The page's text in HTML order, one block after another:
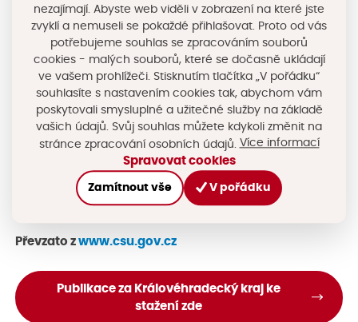
lednu 2024. Všechny údaje z předchozích let byly
přepočteny na územní strukturu platnou v roce 2024. K
nejvýznamnějším datovým zdrojům, zohledňujícím
podrobný územní pohled, patří sčítání lidu, domů a
bytů. Využity byly i další databáze, z nichž lze provádět
výběry dat v nejrůznějších kombinacích a v různých
územních členěních. ČSÚ věří, že tato publikace
přispěje k uspokojení značné poptávky po regionálně
členěných datech.
Převzato z www.csu.gov.cz
Publikace za Královéhradecký kraj ke
stažení zde
nezajímají. Abyste web viděli v zobrazení na které jste
zvyklí a nemuseli se pokaždé přihlašovat. Proto od vás
potřebujeme souhlas se zpracováním souborů
cookies - malých souborů, které se dočasně ukládají
ve vašem prohlížeči. Stisknutím tlačítka „V pořádku“
souhlasíte s nastavením cookies tak, abychom vám
poskytovali smysluplné a užitečné služby na základě
vašich údajů. Svůj souhlas můžete kdykoli změnit na
stránce zpracování osobních údajů. Více informací
Spravovat cookies
Zamítnout vše V pořádku